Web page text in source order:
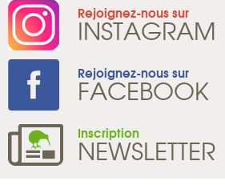
Rejoignez-nous sur
INSTAGRAM
Rejoignez-nous sur
FACEBOOK
Inscription
NEWSLETTER